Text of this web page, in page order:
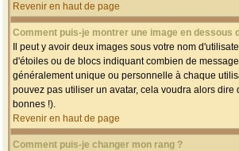
Revenir en haut de page
Comment puis-je montrer une image en dessous
Il peut y avoir deux images sous votre nom
d'étoiles ou de blocs indiquant combien de
généralement unique ou personnelle à chaque
pouvez pas utiliser un avatar, cela voudra alors
bonnes !).
Revenir en haut de page
Comment puis-je changer mon rang ?